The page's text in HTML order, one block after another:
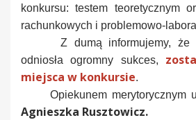
konkursu: testem teoretycznym
rachunkowych i problemowo-
Z dumą informujemy, że
odniosła ogromny sukces,
miejsca w konkursie.
Opiekunem merytorycznym
Agnieszka Rusztowicz.